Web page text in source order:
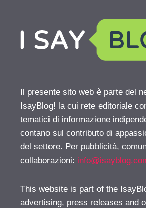
Il presente sito web è parte del
IsayBlog! la cui rete editoriale
tematici di informazione
contano sul contributo di
del settore. Per pubblicità,
collaborazioni:
This website is part of the
advertising, press releases and